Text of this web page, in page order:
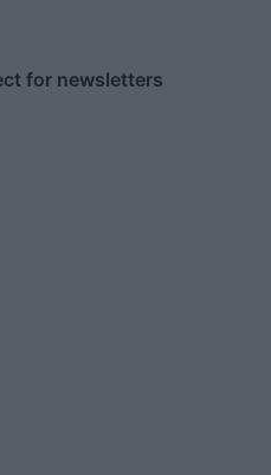
for newsletters